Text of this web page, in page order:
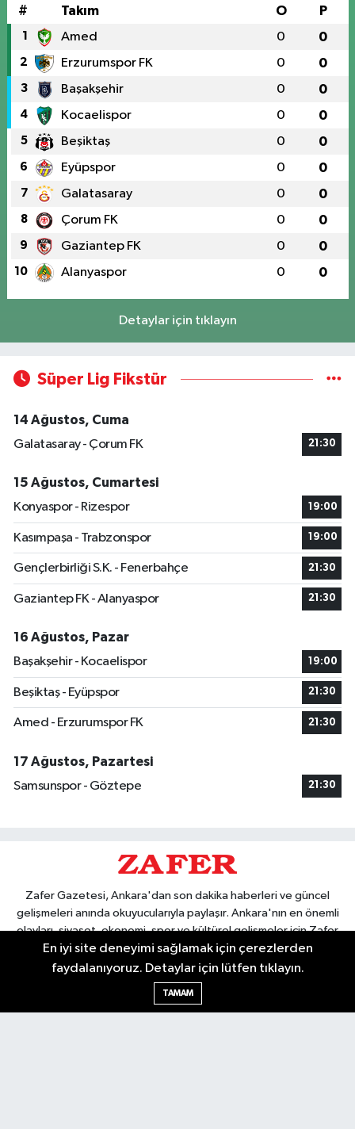
# Takım O P
1 Amed 0 0
2 Erzurumspor FK 0 0
3 Başakşehir 0 0
4 Kocaelispor 0 0
5 Beşiktaş 0 0
6 Eyüpspor 0 0
7 Galatasaray 0 0
8 Çorum FK 0 0
9 Gaziantep FK 0 0
10 Alanyaspor 0 0
Detaylar için tıklayın
Süper Lig Fikstür
14 Ağustos, Cuma
Galatasaray - Çorum FK
21:30
15 Ağustos, Cumartesi
Konyaspor - Rizespor
19:00
Kasımpaşa - Trabzonspor 19:00
Gençlerbirliği S.K. - Fenerbahçe 21:30
Gaziantep FK - Alanyaspor 21:30
16 Ağustos, Pazar
Başakşehir - Kocaelispor
19:00
Beşiktaş - Eyüpspor 21:30
Amed - Erzurumspor FK 21:30
17 Ağustos, Pazartesi
Samsunspor - Göztepe
21:30
Zafer Gazetesi, Ankara'dan son dakika haberleri ve güncel
gelişmeleri anında okuyucularıyla paylaşır. Ankara'nın en önemli
olayları, siyaset, ekonomi, spor ve kültürel gelişmeler için Zafer
Gazetesi'ni takip edin. Başkentin güvendiği haber kaynağı.
En iyi site deneyimi sağlamak için çerezlerden
faydalanıyoruz. Detaylar için lütfen tıklayın.
TAMAM